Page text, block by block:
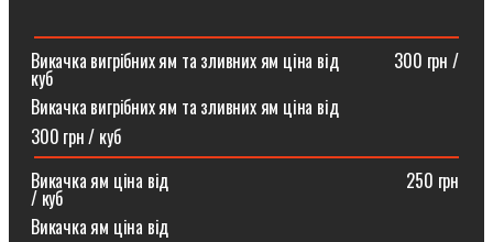
Викачка вигрібних ям та зливних ям ціна від ⠀⠀⠀⠀300 грн /
куб
Викачка вигрібних ям та зливних ям ціна від
300 грн / куб
Викачка ям ціна від ⠀⠀⠀⠀⠀⠀⠀⠀⠀⠀⠀⠀⠀⠀⠀⠀⠀⠀250 грн
/ куб
Викачка ям ціна від